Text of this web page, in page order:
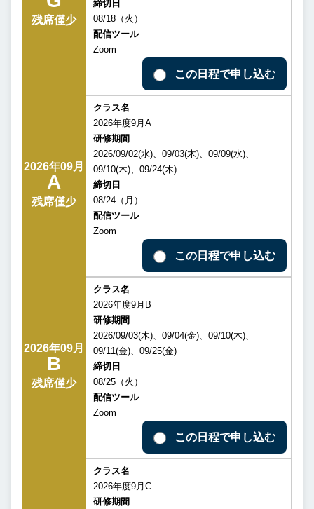
残席僅少
締切日
08/18（火）
配信ツール
Zoom
この日程で申し込む
2026年09月
A
残席僅少
クラス名
2026年度9月A
研修期間
2026/09/02(水)、09/03(木)、09/09(水)、
09/10(木)、09/24(木)
締切日
08/24（月）
配信ツール
Zoom
この日程で申し込む
2026年09月
B
残席僅少
クラス名
2026年度9月B
研修期間
2026/09/03(木)、09/04(金)、09/10(木)、
09/11(金)、09/25(金)
締切日
08/25（火）
配信ツール
Zoom
この日程で申し込む
クラス名
2026年度9月C
研修期間